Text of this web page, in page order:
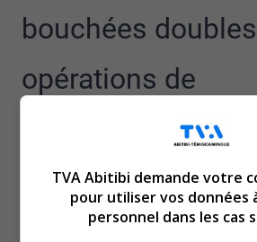
bouchées
opérations de
sensibilisation et
sécurité.
Mercredi matin, le but de la
TVA Abitibi demande votre
pour utiliser vos données
personnel dans les cas